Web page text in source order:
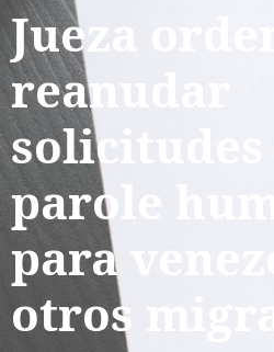
Jueza
reanudar
solicitudes
parole
para
otros